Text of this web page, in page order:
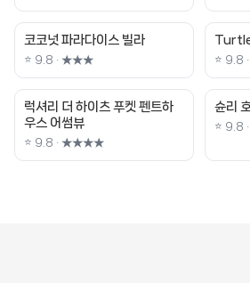
코코넛 파라다이스 빌라
⭐ 9.8 · ★★★ ⭐
럭셔리 더 하이츠 푸켓 펜트하
우스 어썸뷰
⭐ 9.8 · ★★★★
슌리
⭐ 9.8